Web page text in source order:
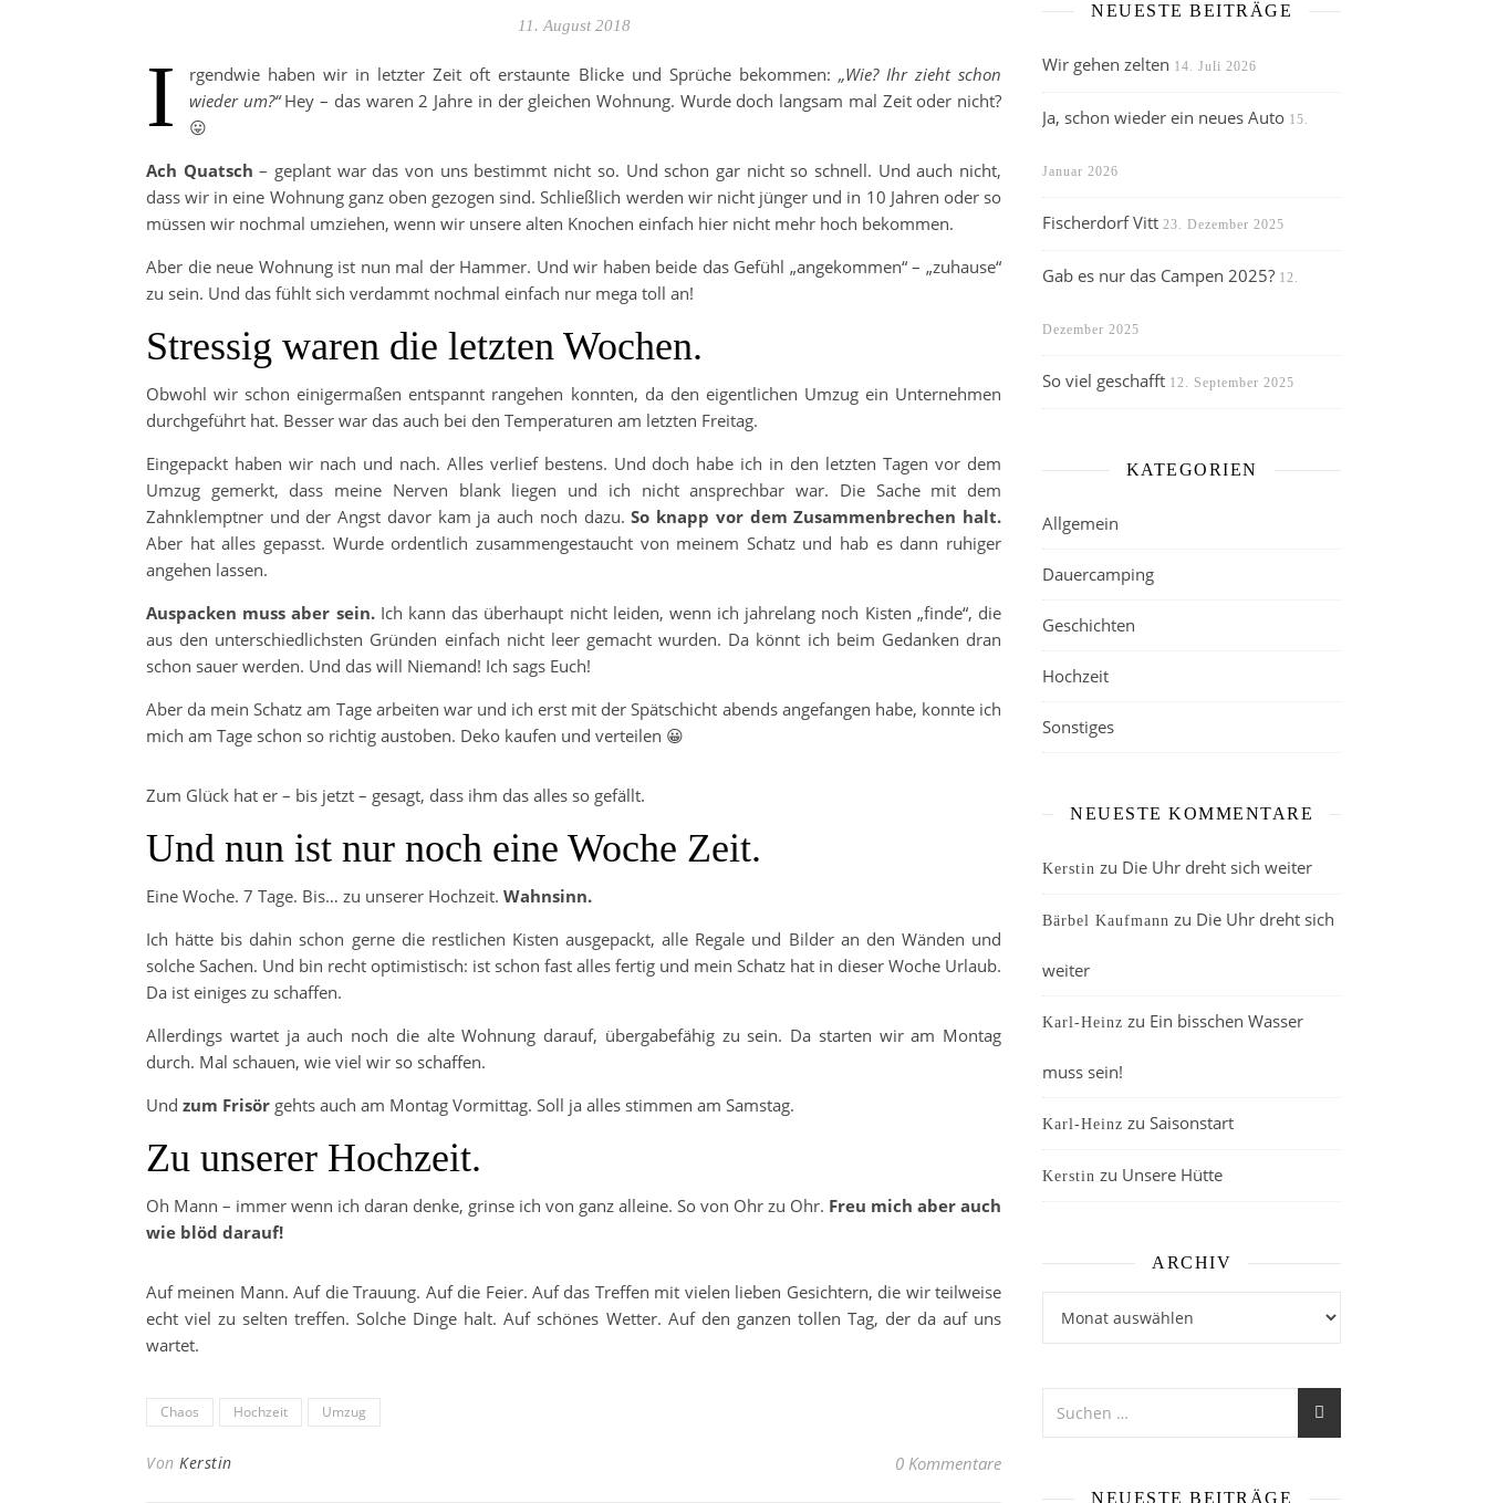
11. August 2018
I rgendwie haben wir in letzter Zeit oft erstaunte Blicke und Sprüche bekommen: „Wie? Ihr zieht schon
wieder um?“Hey – das waren 2 Jahre in der gleichen Wohnung. Wurde doch langsam mal Zeit oder nicht?
😛
Ach Quatsch – geplant war das von uns bestimmt nicht so. Und schon gar nicht so schnell. Und auch nicht,
dass wir in eine Wohnung ganz oben gezogen sind. Schließlich werden wir nicht jünger und in 10 Jahren oder so
müssen wir nochmal umziehen, wenn wir unsere alten Knochen einfach hier nicht mehr hoch bekommen.
Aber die neue Wohnung ist nun mal der Hammer. Und wir haben beide das Gefühl „angekommen“ – „zuhause“
zu sein. Und das fühlt sich verdammt nochmal einfach nur mega toll an!
Stressig waren die letzten Wochen.
Obwohl wir schon einigermaßen entspannt rangehen konnten, da den eigentlichen Umzug ein Unternehmen
durchgeführt hat. Besser war das auch bei den Temperaturen am letzten Freitag.
Eingepackt haben wir nach und nach. Alles verlief bestens. Und doch habe ich in den letzten Tagen vor dem
Umzug gemerkt, dass meine Nerven blank liegen und ich nicht ansprechbar war. Die Sache mit dem
Zahnklemptner und der Angst davor kam ja auch noch dazu.So knapp vor dem Zusammenbrechen halt.
Aber hat alles gepasst. Wurde ordentlich zusammengestaucht von meinem Schatz und hab es dann ruhiger
angehen lassen.
Auspacken muss aber sein.Ich kann das überhaupt nicht leiden, wenn ich jahrelang noch Kisten „finde“, die
aus den unterschiedlichsten Gründen einfach nicht leer gemacht wurden. Da könnt ich beim Gedanken dran
schon sauer werden. Und das will Niemand! Ich sags Euch!
Aber da mein Schatz am Tage arbeiten war und ich erst mit der Spätschicht abends angefangen habe, konnte ich
mich am Tage schon so richtig austoben. Deko kaufen und verteilen 😀
Zum Glück hat er – bis jetzt – gesagt, dass ihm das alles so gefällt.
Und nun ist nur noch eine Woche Zeit.
Eine Woche. 7 Tage. Bis… zu unserer Hochzeit. Wahnsinn.
Ich hätte bis dahin schon gerne die restlichen Kisten ausgepackt, alle Regale und Bilder an den Wänden und
solche Sachen. Und bin recht optimistisch: ist schon fast alles fertig und mein Schatz hat in dieser Woche Urlaub.
Da ist einiges zu schaffen.
Allerdings wartet ja auch noch die alte Wohnung darauf, übergabefähig zu sein. Da starten wir am Montag
durch. Mal schauen, wie viel wir so schaffen.
Und zum Frisör gehts auch am Montag Vormittag. Soll ja alles stimmen am Samstag.
Zu unserer Hochzeit.
Oh Mann – immer wenn ich daran denke, grinse ich von ganz alleine. So von Ohr zu Ohr. Freu mich aber auch
wie blöd darauf!
Auf meinen Mann. Auf die Trauung. Auf die Feier. Auf das Treffen mit vielen lieben Gesichtern, die wir teilweise
echt viel zu selten treffen. Solche Dinge halt. Auf schönes Wetter. Auf den ganzen tollen Tag, der da auf uns
wartet.
Chaos Hochzeit Umzug
Von Kerstin 0 Kommentare
NEUESTE BEITRÄGE
Wir gehen zelten 14. Juli 2026
Ja, schon wieder ein neues Auto 15.
Januar 2026
Fischerdorf Vitt 23. Dezember 2025
Gab es nur das Campen 2025? 12.
Dezember 2025
So viel geschafft 12. September 2025
KATEGORIEN
Allgemein
Dauercamping
Geschichten
Hochzeit
Sonstiges
NEUESTE KOMMENTARE
Kerstin zu Die Uhr dreht sich weiter
Bärbel Kaufmann zu Die Uhr dreht sich
weiter
Karl-Heinz zu Ein bisschen Wasser
muss sein!
Karl-Heinz zu Saisonstart
Kerstin zu Unsere Hütte
ARCHIV
NEUESTE BEITRÄGE